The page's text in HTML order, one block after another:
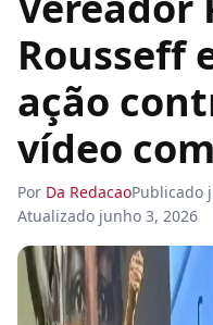
Rousseff
ação
vídeo
Por Da RedacaoPublicado
Atualizado junho 3, 2026